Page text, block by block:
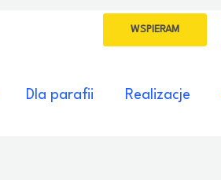
WSPIERAM
Dla parafii Realizacje